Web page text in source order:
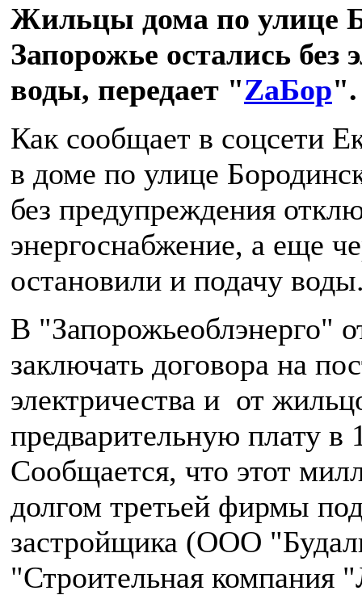
Жильцы дома по улице
Запорожье остались без
воды, передает "ZаБор".
Как сообщает в соцсети
в доме по улице
без предупреждения
энергоснабжение, а еще
остановили и подачу
В "Запорожьеоблэнерго"
заключать договора на
электричества и от
предварительную плату в
Сообщается, что этот
долгом третьей фирмы
застройщика (ООО
"Строительная компания